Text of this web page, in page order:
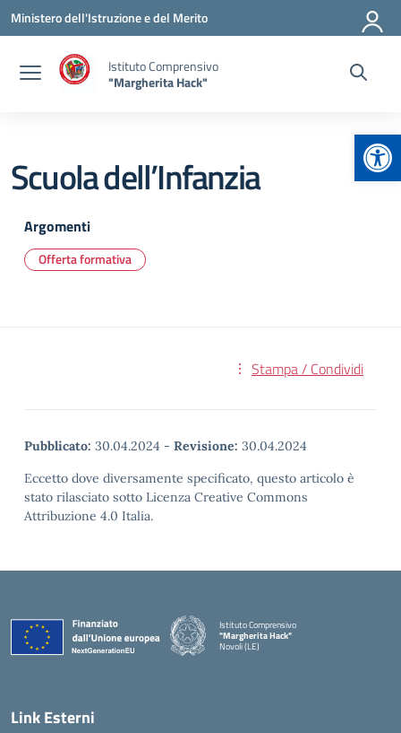
Vai ai contenuti
Vai al menu di navigazione
Vai al footer
Ministero dell'Istruzione e del Merito
Istituto Comprensivo
"Margherita Hack"
Scuola dell’Infanzia
Argomenti
Offerta formativa
Stampa / Condividi
Pubblicato: 30.04.2024 - Revisione: 30.04.2024
Eccetto dove diversamente specificato, questo articolo è
stato rilasciato sotto Licenza Creative Commons
Attribuzione 4.0 Italia.
Istituto Comprensivo
"Margherita Hack"
Novoli (LE)
Link Esterni